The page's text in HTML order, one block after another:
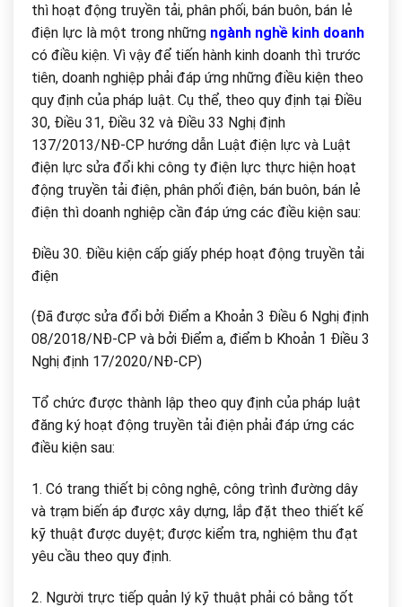
thì hoạt động truyền tải, phân phối, bán buôn, bán lẻ
điện lực là một trong những ngành nghề kinh doanh
có điều kiện. Vì vậy để tiến hành kinh doanh thì trước
tiên, doanh nghiệp phải đáp ứng những điều kiện theo
quy định của pháp luật. Cụ thể, theo quy định tại Điều
30, Điều 31, Điều 32 và Điều 33 Nghị định
137/2013/NĐ-CP hướng dẫn Luật điện lực và Luật
điện lực sửa đổi khi công ty điện lực thực hiện hoạt
động truyền tải điện, phân phối điện, bán buôn, bán lẻ
điện thì doanh nghiệp cần đáp ứng các điều kiện sau:
Điều 30. Điều kiện cấp giấy phép hoạt động truyền tải
điện
(Đã được sửa đổi bởi Điểm a Khoản 3 Điều 6 Nghị định
08/2018/NĐ-CP và bởi Điểm a, điểm b Khoản 1 Điều 3
Nghị định 17/2020/NĐ-CP)
Tổ chức được thành lập theo quy định của pháp luật
đăng ký hoạt động truyền tải điện phải đáp ứng các
điều kiện sau:
1. Có trang thiết bị công nghệ, công trình đường dây
và trạm biến áp được xây dựng, lắp đặt theo thiết kế
kỹ thuật được duyệt; được kiểm tra, nghiệm thu đạt
yêu cầu theo quy định.
2. Người trực tiếp quản lý kỹ thuật phải có bằng tốt